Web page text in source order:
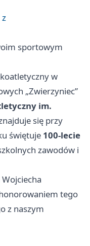
sportowym
w
„Zwierzyniec”
im.
się przy
świętuje 100-lecie
zawodów i
tego
z naszym